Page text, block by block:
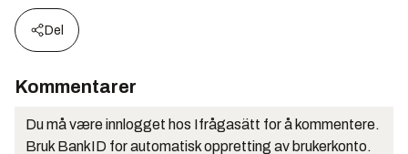
Del
Kommentarer
Du må være innlogget hos Ifrågasätt for å kommentere.
Bruk BankID for automatisk oppretting av brukerkonto.